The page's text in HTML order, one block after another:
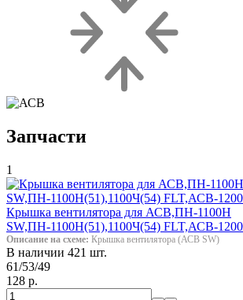
Запчасти
1
Крышка вентилятора для АСВ,ПН-1100Н
SW,ПН-1100Н(51),1100Ч(54) FLT,АСВ-
Описание на схеме: Крышка вентилятора (АСВ SW)
В наличии 421 шт.
61/53/49
128 р.